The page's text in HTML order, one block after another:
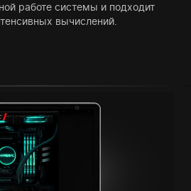
работе системы и подходит
вычислений.